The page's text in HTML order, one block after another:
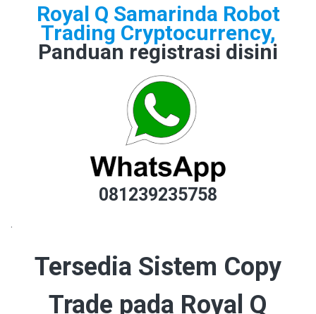
Royal Q Samarinda Robot
Trading Cryptocurrency,
Panduan registrasi disini
081239235758
Tersedia Sistem Copy
Trade pada Royal Q